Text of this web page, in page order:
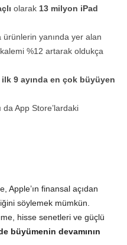
olarak 13 milyon iPad
ürünlerin yanında yer alan
kalemi %12 artarak oldukça
ilk 9 ayında en çok büyüyen
App Store’lardaki
Apple’ın finansal açıdan
söylemek mümkün.
hisse senetleri ve güçlü
büyümenin devamının